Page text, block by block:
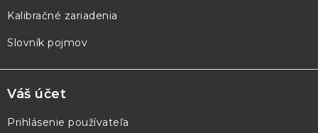
Kalibračné zariadenia
Slovník pojmov
Váš účet
Prihlásenie používateľa